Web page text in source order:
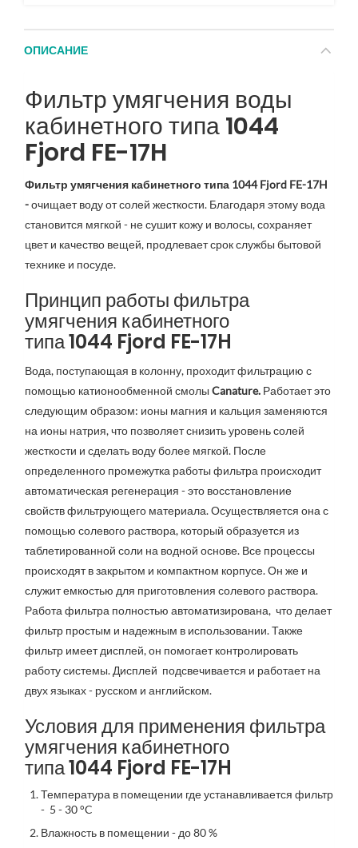
ОПИСАНИЕ
Фильтр умягчения воды
кабинетного типа 1044
Fjord FE-17H
Фильтр умягчения кабинетного типа 1044 Fjord FE-17H
-очищает воду от солей жесткости. Благодаря этому вода
становится мягкой - не сушит кожу и волосы, сохраняет
цвет и качество вещей, продлевает срок службы бытовой
технике и посуде.
Принцип работы фильтра
умягчения кабинетного
типа 1044 Fjord FE-17H
Вода, поступающая в колонну, проходит фильтрацию с
помощью катионообменной смолы Canature. Работает это
следующим образом: ионы магния и кальция заменяются
на ионы натрия, что позволяет снизить уровень солей
жесткости и сделать воду более мягкой. После
определенного промежутка работы фильтра происходит
автоматическая регенерация - это восстановление
свойств фильтрующего материала. Осуществляется она с
помощью солевого раствора, который образуется из
таблетированной соли на водной основе. Все процессы
происходят в закрытом и компактном корпусе. Он же и
служит емкостью для приготовления солевого раствора.
Работа фильтра полностью автоматизирована, что делает
фильтр простым и надежным в использовании. Также
фильтр имеет дисплей, он помогает контролировать
работу системы. Дисплей подсвечивается и работает на
двух языках - русском и английском.
Условия для применения фильтра
умягчения кабинетного
типа 1044 Fjord FE-17H
Температура в помещении где устанавливается фильтр
- 5 - 30 °C
Влажность в помещении - до 80 %